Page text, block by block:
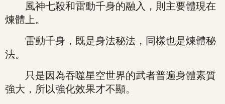
風神七殺和雷動千身的融入，則主要體現在
煉體上。
雷動千身，既是身法秘法，同樣也是煉體秘
法。
只是因為吞噬星空世界的武者普遍身體素質
強大，所以強化效果才不顯。